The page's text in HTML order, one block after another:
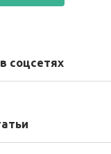
соцсетях